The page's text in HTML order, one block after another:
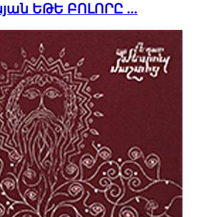
ԵԹԵ ԲՈԼՈՐԸ ...